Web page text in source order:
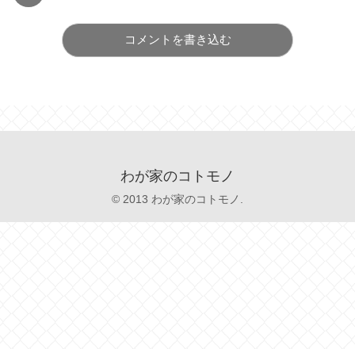
コメントを書き込む
わが家のコトモノ
© 2013 わが家のコトモノ.